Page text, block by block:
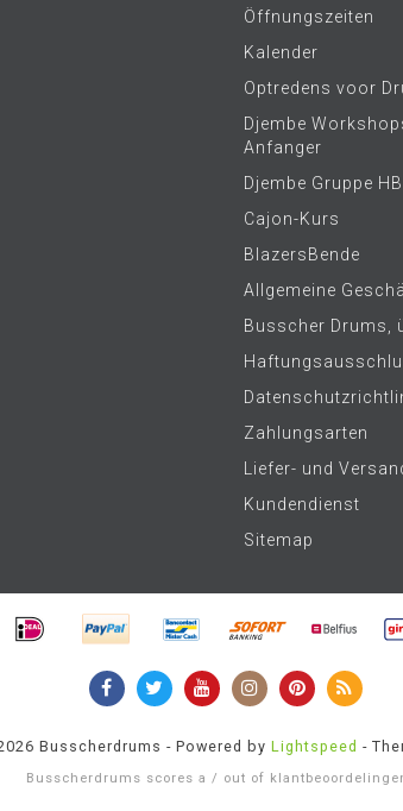
Öffnungszeiten
Kalender
Optredens voor
Djembe
Anfanger
Djembe Gruppe
Cajon-Kurs
BlazersBende
Allgemeine
Busscher Drums,
Zahlungsarten
Liefer- und
Kundendienst
Sitemap
Busscherdrums - Powered by Lightspeed -
Busscherdrums scores a / out of